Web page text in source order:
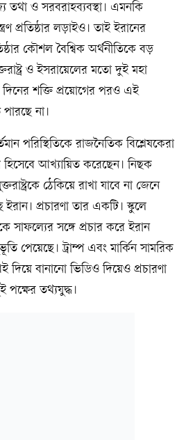
তথা ও সরবরাহব্যবস্থা। এমনকি
প্রতিষ্ঠার লড়াইও। তাই ইরানের
কৌশল বৈশ্বিক অর্থনীতিকে বড়
ও ইসরায়েলের মতো দুই মহা
দিনের শক্তি প্রয়োগের পরও এই
পারছে না।
পরিস্থিতিকে রাজনৈতিক বিশ্লেষকেরা
আখ্যায়িত করেছেন। নিছক
ঠেকিয়ে রাখা যাবে না জেনে
ইরান। প্রচারণা তার একটি। স্কুলে
সাফল্যের সঙ্গে প্রচার করে ইরান
পেয়েছে। ট্রাম্প এবং মার্কিন সামরিক
বানানো ভিডিও দিয়েও প্রচারণা
পক্ষের তথ্যযুদ্ধ।